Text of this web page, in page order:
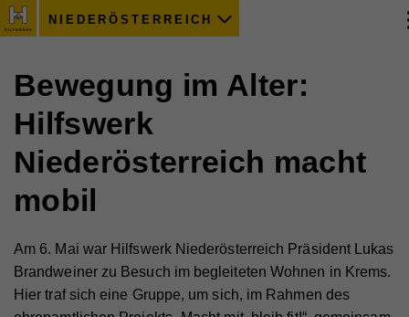
NIEDERÖSTERREICH
Bewegung im Alter:
Hilfswerk
Niederösterreich macht
mobil
Am 6. Mai war Hilfswerk Niederösterreich Präsident Lukas
Brandweiner zu Besuch im begleiteten Wohnen in Krems.
Hier traf sich eine Gruppe, um sich, im Rahmen des